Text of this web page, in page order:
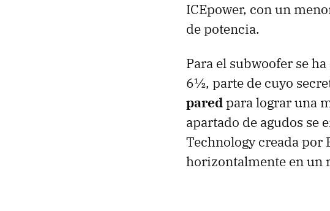
ICEpower, con un
de potencia.
Para el subwoofer se
6½, parte de cuyo
paredpara lograr una
apartado de agudos se
Technology creada por
horizontalmente en un